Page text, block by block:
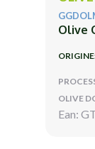
Olive
OLIVE
Ean: